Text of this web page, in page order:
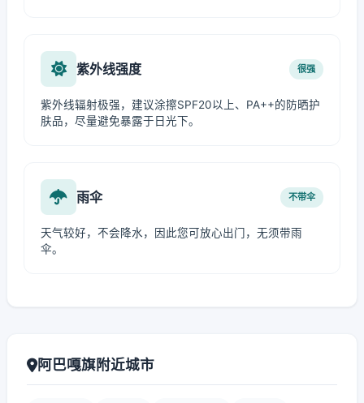
紫外线强度 很强
紫外线辐射极强，建议涂擦SPF20以上、PA++的防晒护
肤品，尽量避免暴露于日光下。
雨伞 不带伞
天气较好，不会降水，因此您可放心出门，无须带雨
伞。
阿巴嘎旗附近城市